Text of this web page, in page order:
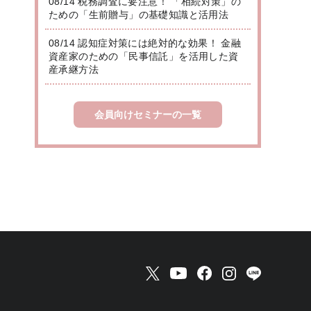
ための「生前贈与」の基礎知識と活用法
08/14 認知症対策には絶対的な効果！ 金融
資産家のための「民事信託」を活用した資
産承継方法
会員向けセミナーの一覧